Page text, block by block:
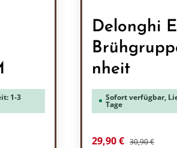
1-3
Delonghi
nheit
Sofort verfügbar,
Tage
Verkaufspreis:
29,90 € 30,90 €